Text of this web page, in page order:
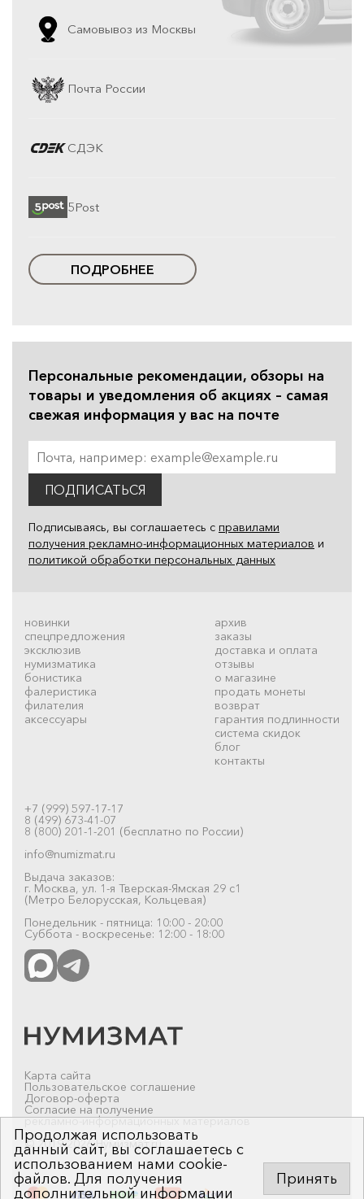
Самовывоз из Москвы
Почта России
СДЭК
5Post
ПОДРОБНЕЕ
Персональные рекомендации, обзоры на
товары и уведомления об акциях – самая
свежая информация у вас на почте
ПОДПИСАТЬСЯ
Подписываясь, вы соглашаетесь с правилами
получения рекламно-информационных материалов и
политикой обработки персональных данных
новинки
спецпредложения
эксклюзив
нумизматика
бонистика
фалеристика
филателия
аксессуары
архив
заказы
доставка и оплата
отзывы
о магазине
продать монеты
возврат
гарантия подлинности
система скидок
блог
контакты
+7 (999) 597-17-17
8 (499) 673-41-07
8 (800) 201-1-201 (бесплатно по России)
info@numizmat.ru
Выдача заказов:
г. Москва, ул. 1-я Тверская-Ямская 29 с1
(Метро Белорусская, Кольцевая)
Понедельник - пятница: 10:00 - 20:00
Суббота - воскресенье: 12:00 - 18:00
Карта сайта
Пользовательское соглашение
Договор-оферта
Согласие на получение
рекламно-информационных материалов
© 2019-2026 Нумизмат.ru
Продолжая использовать
данный сайт, вы соглашаетесь с
использованием нами cookie-
файлов. Для получения
дополнительной информации
Принять